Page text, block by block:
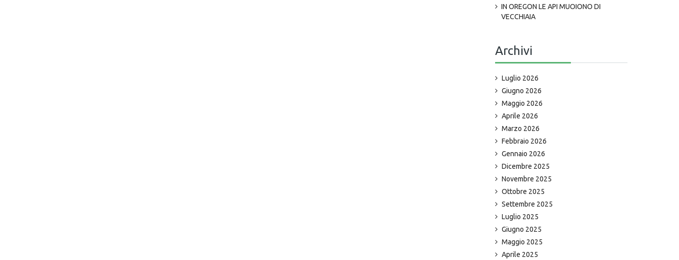
IN OREGON LE API MUOIONO DI
VECCHIAIA
Archivi
Luglio 2026
Giugno 2026
Maggio 2026
Aprile 2026
Marzo 2026
Febbraio 2026
Gennaio 2026
Dicembre 2025
Novembre 2025
Ottobre 2025
Settembre 2025
Luglio 2025
Giugno 2025
Maggio 2025
Aprile 2025